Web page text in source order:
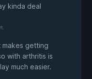
kinda deal
makes getting
with arthritis is
much easier.